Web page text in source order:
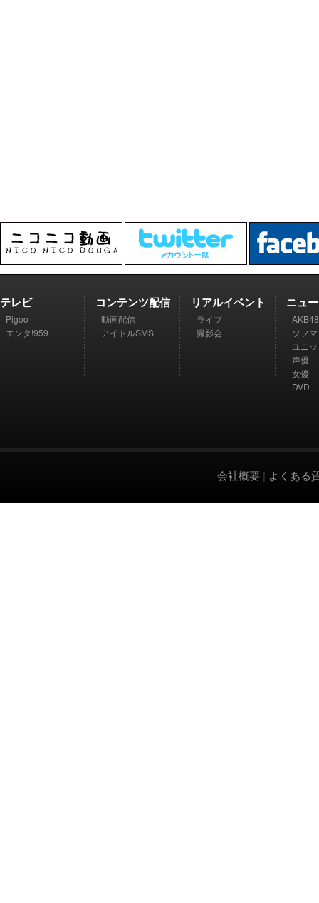
テレビ
Pigoo
エンタ!959
コンテンツ配信
動画配信
アイドルSMS
リアルイベント
ライブ
撮影会
ニュ
AKB48
ソフ
ユニ
声優
女優
DVD
会社概要 | よくある